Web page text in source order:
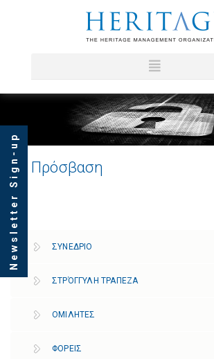
Πρόσβαση
ΣΥΝΕΔΡΙΟ
ΣΤΡΌΓΓΥΛΗ ΤΡΑΠΕΖΑ
ΟΜΙΛΗΤΕΣ
ΦΟΡΕΙΣ
Newsletter Sign-up